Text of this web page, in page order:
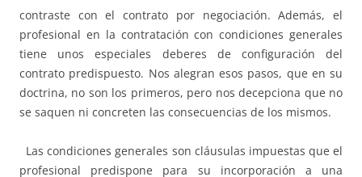
contraste con el contrato por negociación. Además, el
profesional en la contratación con condiciones generales
tiene unos especiales deberes de configuración del
contrato predispuesto. Nos alegran esos pasos, que en su
doctrina, no son los primeros, pero nos decepciona que no
se saquen ni concreten las consecuencias de los mismos.
Las condiciones generales son cláusulas impuestas que el
profesional predispone para su incorporación a una